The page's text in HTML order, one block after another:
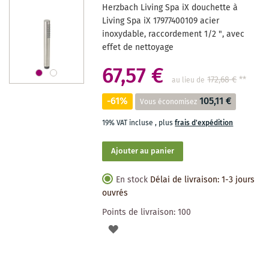
SOUHAITS
Herzbach Living Spa iX douchette à
Living Spa iX 17977400109 acier
inoxydable, raccordement 1/2 ", avec
effet de nettoyage
67,57 € au lieu de 172,68 €**
-61% Vous économisez 105,11 €
19% VAT incluse, plusfrais d'expédition
Ajouter au panier
En stock Délai de livraison: 1-3 jours
ouvrés
Points de livraison:100
AJOUTER